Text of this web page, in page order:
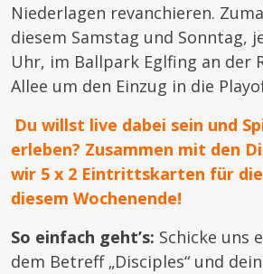
Niederlagen revanchieren.
diesem Samstag und Sonntag,
Uhr, im Ballpark Eglfing an der
Allee um den Einzug in die
Du willst live dabei sein und
erleben? Zusammen mit den
wir 5 x 2 Eintrittskarten für die
diesem Wochenende!
So einfach geht’s: Schicke uns
dem Betreff „Disciples“ und